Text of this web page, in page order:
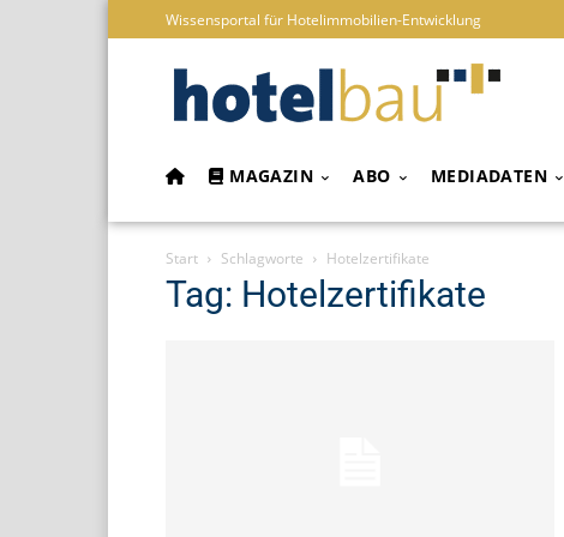
Wissensportal für Hotelimmobilien-Entwicklung
MAGAZIN ABO MEDIADATEN
Start Schlagworte Hotelzertifikate
Tag: Hotelzertifikate